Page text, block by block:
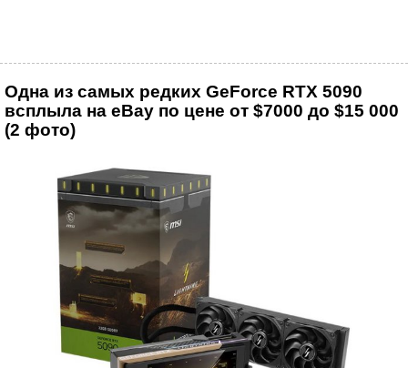
Одна из самых редких GeForce RTX 5090
всплыла на eBay по цене от $7000 до $15 000
(2 фото)